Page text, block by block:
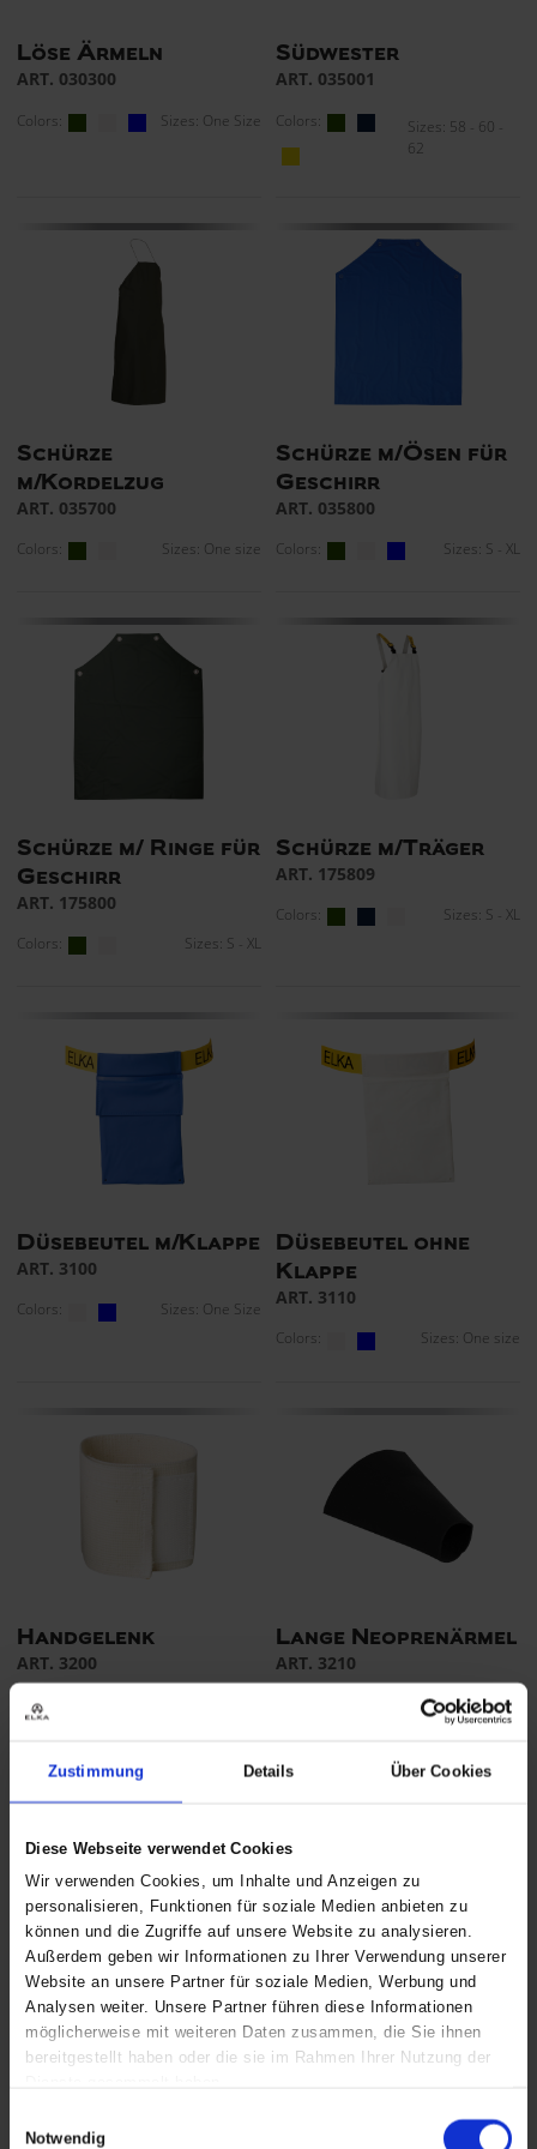
Zustimmung Details Über Cookies
Diese Webseite verwendet Cookies
Wir verwenden Cookies, um Inhalte und Anzeigen zu
personalisieren, Funktionen für soziale Medien anbieten zu
können und die Zugriffe auf unsere Website zu analysieren.
Außerdem geben wir Informationen zu Ihrer Verwendung unserer
Website an unsere Partner für soziale Medien, Werbung und
Analysen weiter. Unsere Partner führen diese Informationen
möglicherweise mit weiteren Daten zusammen, die Sie ihnen
bereitgestellt haben oder die sie im Rahmen Ihrer Nutzung der
Notwendig
Löse Ärmeln
ART. 030300
Colors: Sizes: One Size
Südwester
ART. 035001
Colors:
Sizes: 58 - 60 -
62
Schürze
m/Kordelzug
ART. 035700
Colors: Sizes: One size
Schürze m/Ösen für
Geschirr
ART. 035800
Colors: Sizes: S - XL
Schürze m/ Ringe für
Geschirr
ART. 175800
Colors: Sizes: S - XL
Schürze m/Träger
ART. 175809
Colors: Sizes: S - XL
Düsebeutel m/Klappe
ART. 3100
Colors: Sizes: One Size
Düsebeutel ohne
Klappe
ART. 3110
Colors: Sizes: One size
Handgelenk
ART. 3200
Colors:
Lange Neoprenärmel
ART. 3210
Sizes: One Size
Knieschoner
Neopren
ART. 3250
Knieschoner Schaum
ART. 3260
Sizes: One Size